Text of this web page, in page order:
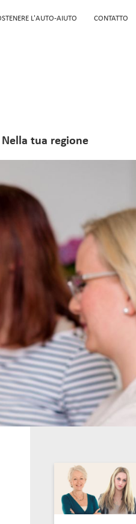
L'AUTO-AIUTO CONTATTO
Nella tua regione